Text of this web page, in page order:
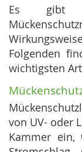
Es gibt
Folgenden
wichtigsten
von UV- oder
Kammer